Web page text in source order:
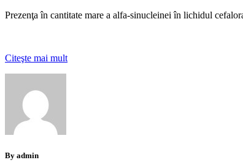
Prezenţa în cantitate mare a alfa-sinucleinei în lichidul
Citeşte mai mult
By admin